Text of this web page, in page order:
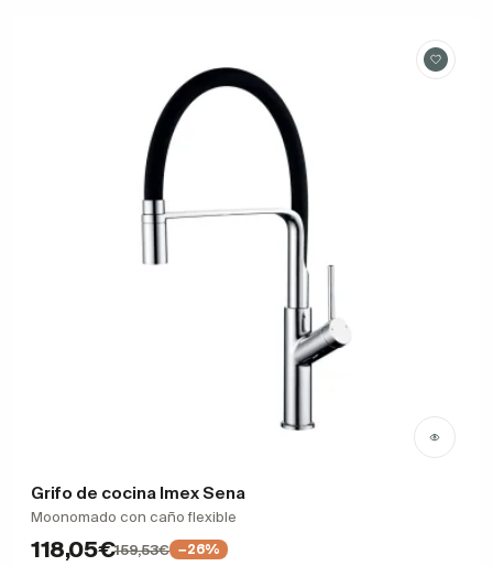
Grifo de cocina Imex Sena
Moonomado con caño flexible
118,05€159,53€ −26%